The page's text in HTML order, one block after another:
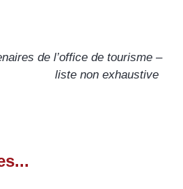
de Vars
de l’office de tourisme –
liste non exhaustive